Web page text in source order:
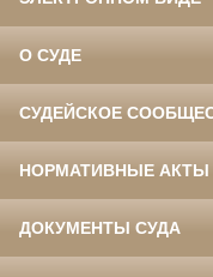
О СУДЕ
СУДЕЙСКОЕ
НОРМАТИВНЫЕ АКТЫ
ДОКУМЕНТЫ СУДА